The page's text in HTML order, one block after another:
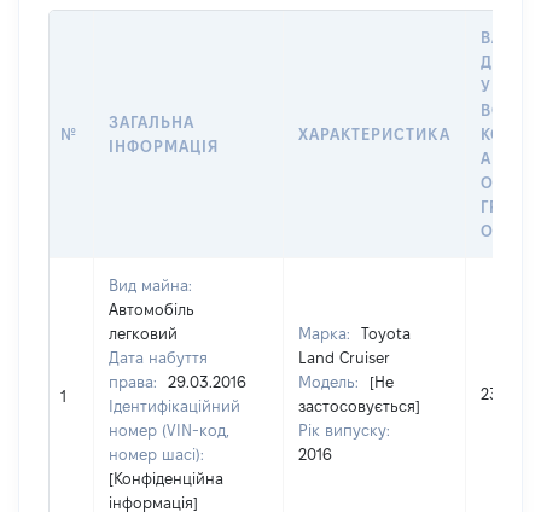
№
ЗАГАЛЬНА
ІНФОРМАЦІЯ
ХАРАКТЕРИСТИКА
ДАТУ
У
АБО
1
Вид майна:
Автомобіль
легковий
Дата набуття
права:
29.03.2016
Ідентифікаційний
номер (VIN-код,
номер шасі):
[Конфіденційна
інформація]
Марка:
Toyota
Land Cruiser
Модель:
[Не
застосовується]
Рік випуску:
2016